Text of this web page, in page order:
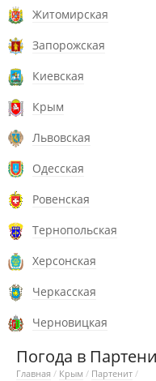
Житомирская
Запорожская
Киевская
Крым
Львовская
Одесская
Ровенская
Тернопольская
Херсонская
Черкасская
Черновицкая
Погода в
Главная / Крым / Партенит /